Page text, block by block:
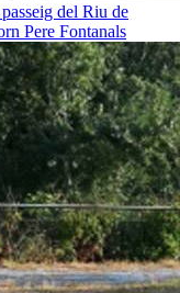
del Riu de
Pere Fontanals